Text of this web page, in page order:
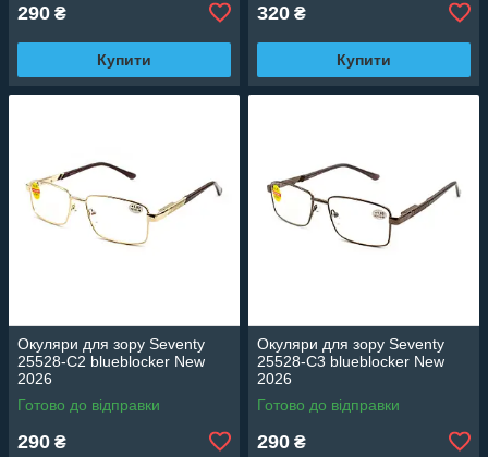
290 ₴
Купити
320 ₴
Купити
Окуляри для зору Seventy
25528-C2 blueblocker New
2026
Готово до відправки
290 ₴
Окуляри для зору Seventy
25528-C3 blueblocker New
2026
Готово до відправки
290 ₴